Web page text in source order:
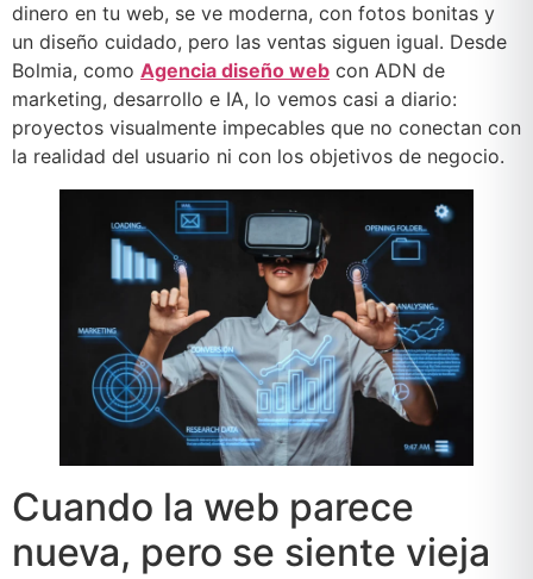
dinero en tu web, se ve moderna, con fotos bonitas y
un diseño cuidado, pero las ventas siguen igual. Desde
Bolmia, como Agencia diseño web con ADN de
marketing, desarrollo e IA, lo vemos casi a diario:
proyectos visualmente impecables que no conectan con
la realidad del usuario ni con los objetivos de negocio.
Cuando la web parece
nueva, pero se siente vieja